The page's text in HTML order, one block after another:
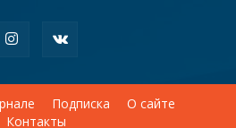
Подписка
О сайте
Контакты